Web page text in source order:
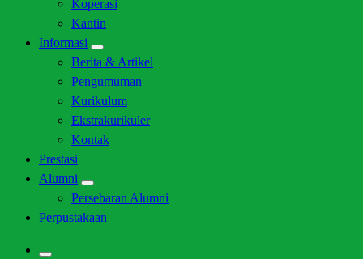
Koperasi
Kantin
Informasi
Berita & Artikel
Pengumuman
Kurikulum
Ekstrakurikuler
Kontak
Prestasi
Alumni
Persebaran Alumni
Perpustakaan